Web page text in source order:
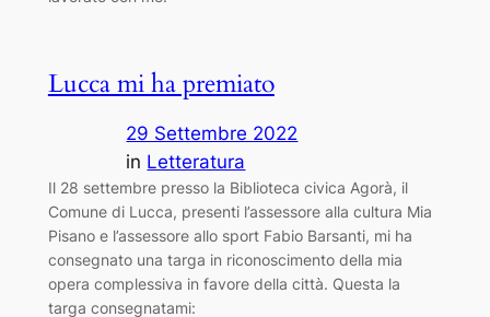
Lucca mi ha premiato
29 Settembre 2022
in Letteratura
Il 28 settembre presso la Biblioteca civica Agorà, il
Comune di Lucca, presenti l’assessore alla cultura Mia
Pisano e l’assessore allo sport Fabio Barsanti, mi ha
consegnato una targa in riconoscimento della mia
opera complessiva in favore della città. Questa la
targa consegnatami: